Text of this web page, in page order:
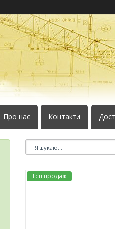
Про нас Контакти
Топ продаж